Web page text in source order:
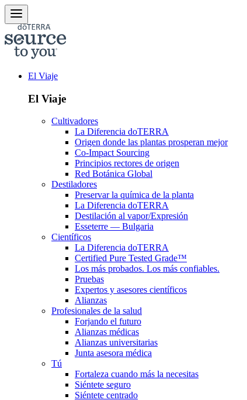
El Viaje
El Viaje
Cultivadores
La Diferencia doTERRA
Origen donde las plantas prosperan mejor
Co-Impact Sourcing
Principios rectores de origen
Red Botánica Global
Destiladores
Preservar la química de la planta
La Diferencia doTERRA
Destilación al vapor/Expresión
Esseterre — Bulgaria
Científicos
La Diferencia doTERRA
Certified Pure Tested Grade™
Los más probados. Los más confiables.
Pruebas
Expertos y asesores científicos
Alianzas
Profesionales de la salud
Forjando el futuro
Alianzas médicas
Alianzas universitarias
Junta asesora médica
Tú
Fortaleza cuando más la necesitas
Siéntete seguro
Siéntete centrado